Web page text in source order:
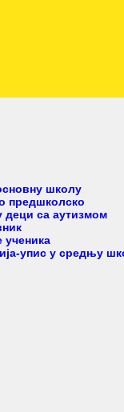
школу
предшколско
са аутизмом
упис у средњу